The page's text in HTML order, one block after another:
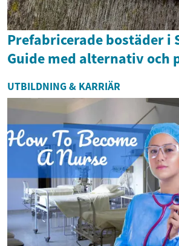
Prefabricerade bostäder i
Guide med alternativ och
UTBILDNING & KARRIÄR